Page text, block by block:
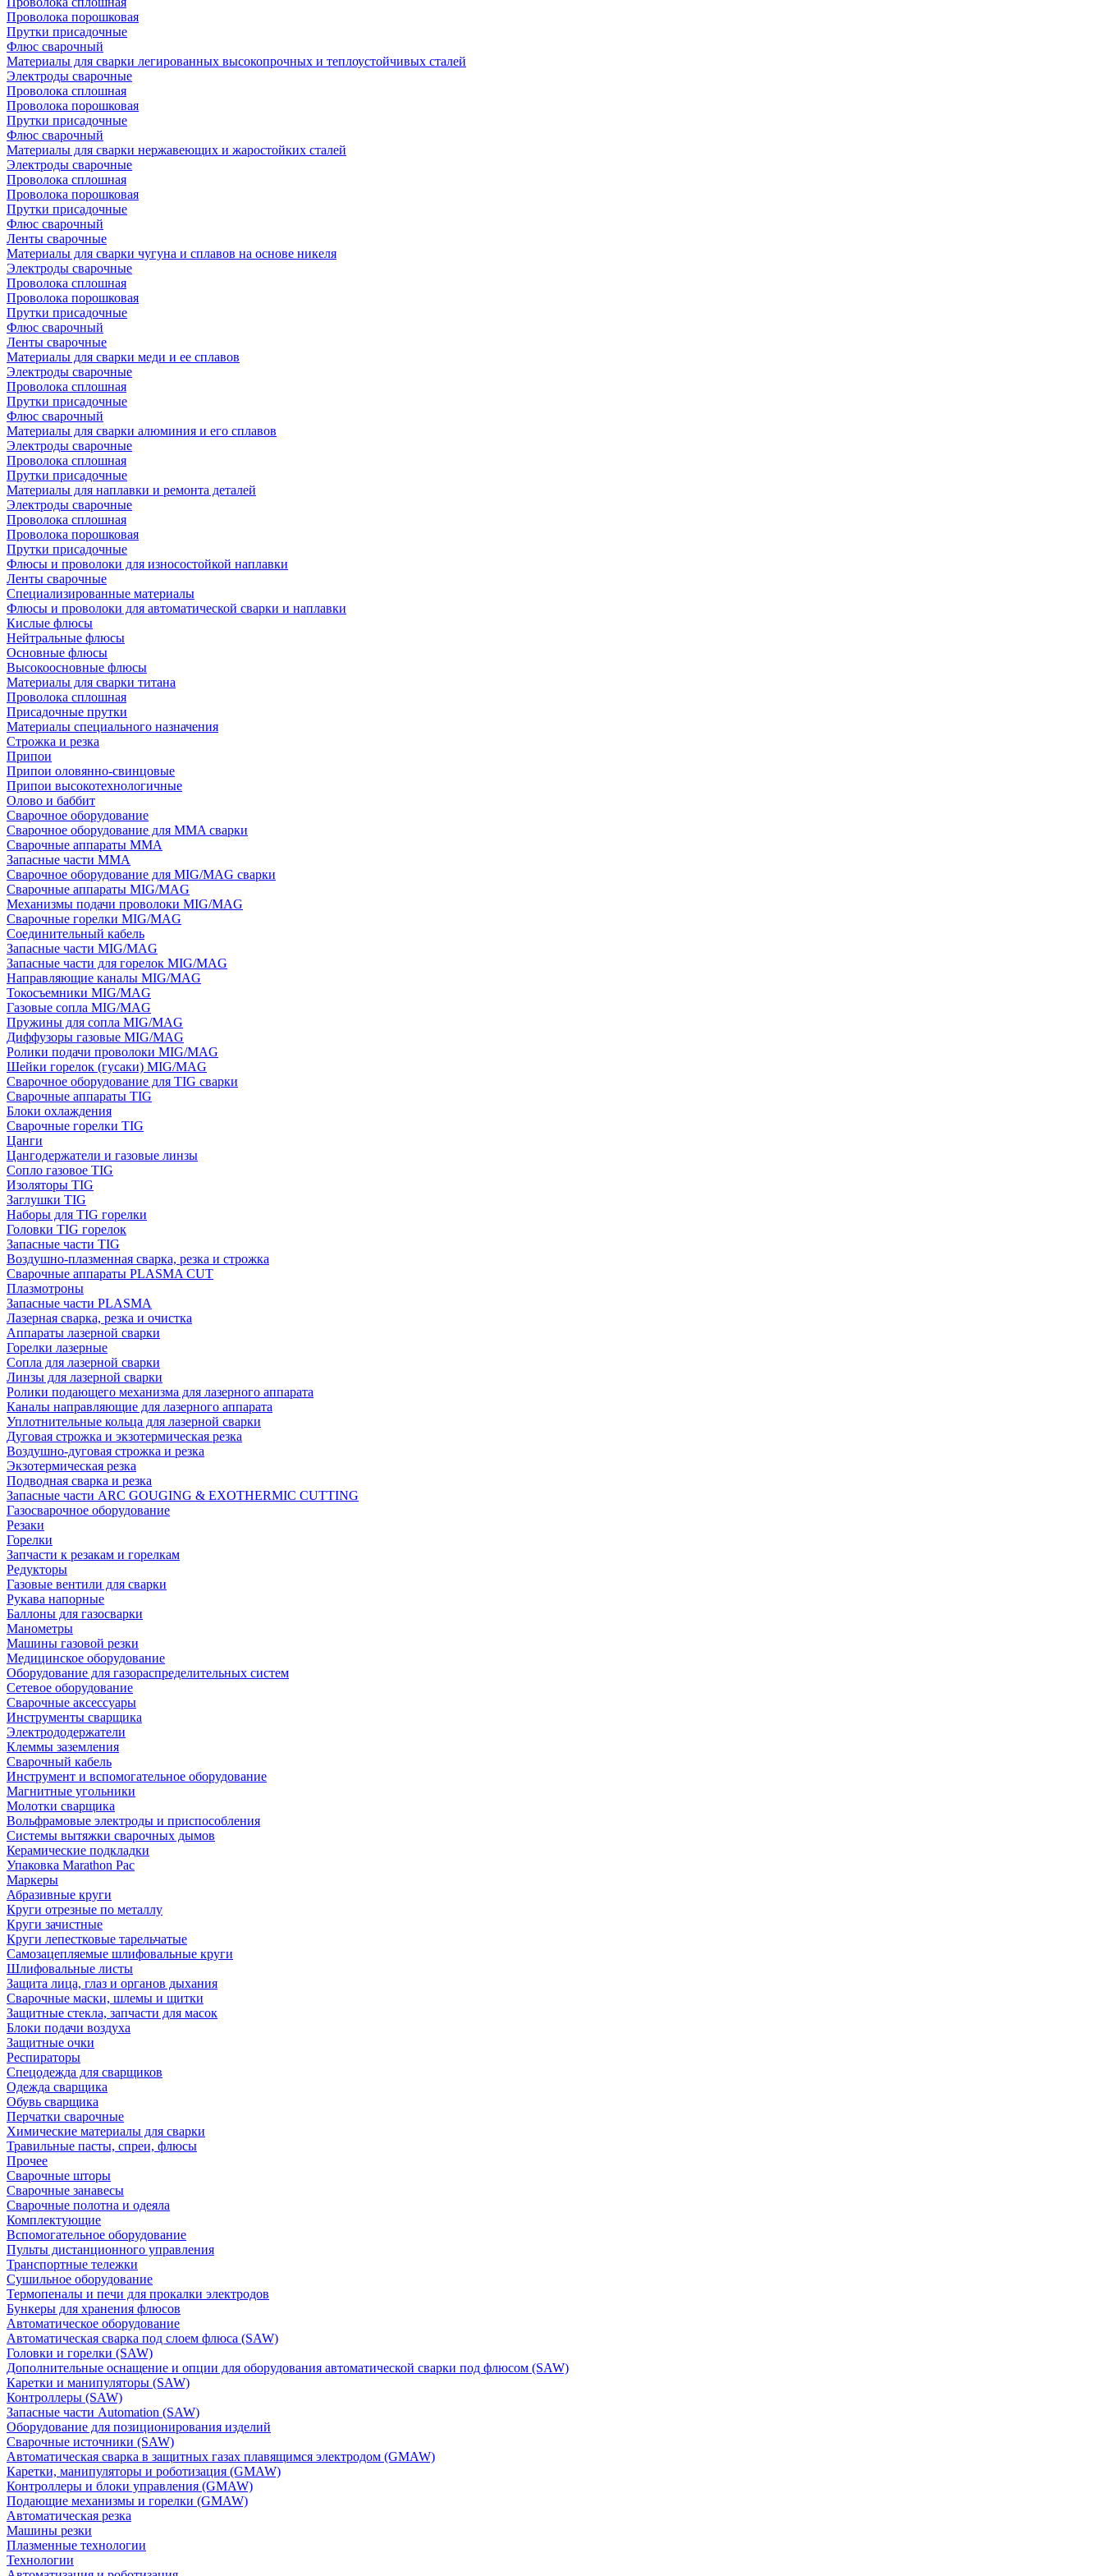
Проволока порошковая
Прутки присадочные
Флюс сварочный
Материалы для сварки легированных высокопрочных и теплоустойчивых сталей
Электроды сварочные
Проволока сплошная
Проволока порошковая
Прутки присадочные
Флюс сварочный
Материалы для сварки нержавеющих и жаростойких сталей
Электроды сварочные
Проволока сплошная
Проволока порошковая
Прутки присадочные
Флюс сварочный
Ленты сварочные
Материалы для сварки чугуна и сплавов на основе никеля
Электроды сварочные
Проволока сплошная
Проволока порошковая
Прутки присадочные
Флюс сварочный
Ленты сварочные
Материалы для сварки меди и ее сплавов
Электроды сварочные
Проволока сплошная
Прутки присадочные
Флюс сварочный
Материалы для сварки алюминия и его сплавов
Электроды сварочные
Проволока сплошная
Прутки присадочные
Материалы для наплавки и ремонта деталей
Электроды сварочные
Проволока сплошная
Проволока порошковая
Прутки присадочные
Флюсы и проволоки для износостойкой наплавки
Ленты сварочные
Специализированные материалы
Флюсы и проволоки для автоматической сварки и наплавки
Кислые флюсы
Нейтральные флюсы
Основные флюсы
Высокоосновные флюсы
Материалы для сварки титана
Проволока сплошная
Присадочные прутки
Материалы специального назначения
Строжка и резка
Припои
Припои оловянно-свинцовые
Припои высокотехнологичные
Олово и баббит
Сварочное оборудование
Сварочное оборудование для MMA сварки
Сварочные аппараты MMA
Запасные части MMA
Сварочное оборудование для MIG/MAG сварки
Сварочные аппараты MIG/MAG
Механизмы подачи проволоки MIG/MAG
Сварочные горелки MIG/MAG
Соединительный кабель
Запасные части MIG/MAG
Запасные части для горелок MIG/MAG
Направляющие каналы MIG/MAG
Токосъемники MIG/MAG
Газовые сопла MIG/MAG
Пружины для сопла MIG/MAG
Диффузоры газовые MIG/MAG
Ролики подачи проволоки MIG/MAG
Шейки горелок (гусаки) MIG/MAG
Сварочное оборудование для TIG сварки
Сварочные аппараты TIG
Блоки охлаждения
Сварочные горелки TIG
Цанги
Цангодержатели и газовые линзы
Сопло газовое TIG
Изоляторы TIG
Заглушки TIG
Наборы для TIG горелки
Головки TIG горелок
Запасные части TIG
Воздушно-плазменная сварка, резка и строжка
Сварочные аппараты PLASMA CUT
Плазмотроны
Запасные части PLASMA
Лазерная сварка, резка и очистка
Аппараты лазерной сварки
Горелки лазерные
Сопла для лазерной сварки
Линзы для лазерной сварки
Ролики подающего механизма для лазерного аппарата
Каналы направляющие для лазерного аппарата
Уплотнительные кольца для лазерной сварки
Дуговая строжка и экзотермическая резка
Воздушно-дуговая строжка и резка
Экзотермическая резка
Подводная сварка и резка
Запасные части ARC GOUGING & EXOTHERMIC CUTTING
Газосварочное оборудование
Резаки
Горелки
Запчасти к резакам и горелкам
Редукторы
Газовые вентили для сварки
Рукава напорные
Баллоны для газосварки
Манометры
Машины газовой резки
Медицинское оборудование
Оборудование для газораспределительных систем
Сетевое оборудование
Сварочные аксессуары
Инструменты сварщика
Электрододержатели
Клеммы заземления
Сварочный кабель
Инструмент и вспомогательное оборудование
Магнитные угольники
Молотки сварщика
Вольфрамовые электроды и приспособления
Системы вытяжки сварочных дымов
Керамические подкладки
Упаковка Marathon Pac
Маркеры
Абразивные круги
Круги отрезные по металлу
Круги зачистные
Круги лепестковые тарельчатые
Самозацепляемые шлифовальные круги
Шлифовальные листы
Защита лица, глаз и органов дыхания
Сварочные маски, шлемы и щитки
Защитные стекла, запчасти для масок
Блоки подачи воздуха
Защитные очки
Респираторы
Спецодежда для сварщиков
Одежда сварщика
Обувь сварщика
Перчатки сварочные
Химические материалы для сварки
Травильные пасты, спреи, флюсы
Прочее
Сварочные шторы
Сварочные занавесы
Сварочные полотна и одеяла
Комплектующие
Вспомогательное оборудование
Пульты дистанционного управления
Транспортные тележки
Сушильное оборудование
Термопеналы и печи для прокалки электродов
Бункеры для хранения флюсов
Автоматическое оборудование
Автоматическая сварка под слоем флюса (SAW)
Головки и горелки (SAW)
Дополнительные оснащение и опции для оборудования автоматической сварки под флюсом (SAW)
Каретки и манипуляторы (SAW)
Контроллеры (SAW)
Запасные части Automation (SAW)
Оборудование для позиционирования изделий
Сварочные источники (SAW)
Автоматическая сварка в защитных газах плавящимся электродом (GMAW)
Каретки, манипуляторы и роботизация (GMAW)
Контроллеры и блоки управления (GMAW)
Подающие механизмы и горелки (GMAW)
Автоматическая резка
Машины резки
Плазменные технологии
Технологии